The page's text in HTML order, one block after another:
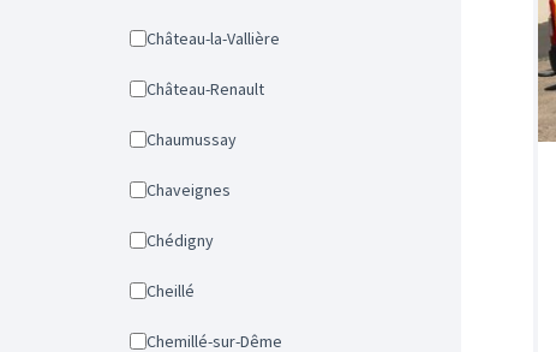
Château-la-Vallière
Château-Renault
Chaumussay
Chaveignes
Chédigny
Cheillé
Chemillé-sur-Dême